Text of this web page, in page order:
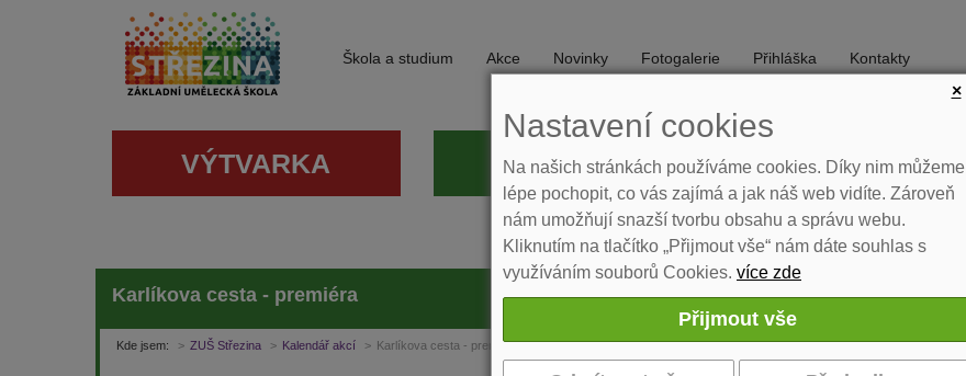
Škola a studium Akce Novinky Fotogalerie Přihláška Kontakty
VÝTVARKA DIVADLO TANEC
Karlíkova cesta - premiéra
Kde jsem: ZUŠ Střezina Kalendář akcí Karlíkova cesta - premiéra
×
Nastavení cookies
Na našich stránkách používáme cookies. Díky nim můžeme
lépe pochopit, co vás zajímá a jak náš web vidíte. Zároveň
nám umožňují snazší tvorbu obsahu a správu webu.
Kliknutím na tlačítko „Přijmout vše“ nám dáte souhlas s
využíváním souborů Cookies. více zde